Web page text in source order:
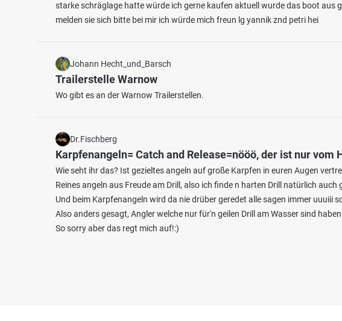
starke schräglage hatte würde ich gerne kaufen aktuell wurde das boot
melden sie sich bitte bei mir ich würde mich freun lg yannik znd petri hei
Johann Hecht_und_Barsch
Trailerstelle Warnow
Wo gibt es an der Warnow Trailerstellen.
Dr.Fischberg
Karpfenangeln= Catch and Release=nööö, der ist nur vom
Wie seht ihr das? Ist gezieltes angeln auf große Karpfen in euren Augen
Reines angeln aus Freude am Drill, also ich finde n harten Drill natürlich
Und beim Karpfenangeln wird da nie drüber geredet alle sagen immer
Also anders gesagt, Angler welche nur für'n geilen Drill am Wasser sind
So sorry aber das regt mich auf!:)